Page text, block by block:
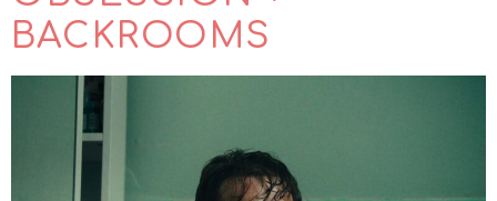
BACKROOMS